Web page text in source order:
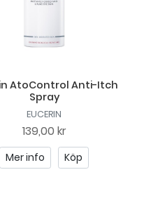
AtoControl Anti-Itch
Spray
EUCERIN
139,00 kr
Mer info Köp